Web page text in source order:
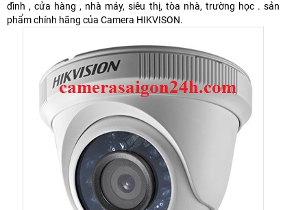
đình , cửa hàng , nhà máy, siêu thị, tòa nhà, trường học . sản
phẩm chính hãng của Camera HIKVISON.